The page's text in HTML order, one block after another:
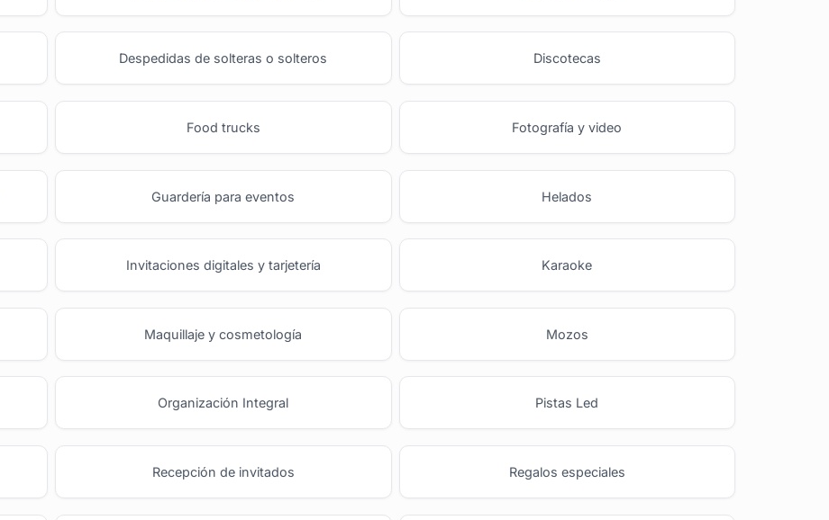
Despedidas de solteras o solteros Discotecas
Food trucks Fotografía y video
Guardería para eventos Helados
Invitaciones digitales y tarjetería Karaoke
Maquillaje y cosmetología Mozos
Organización Integral Pistas Led
Recepción de invitados Regalos especiales